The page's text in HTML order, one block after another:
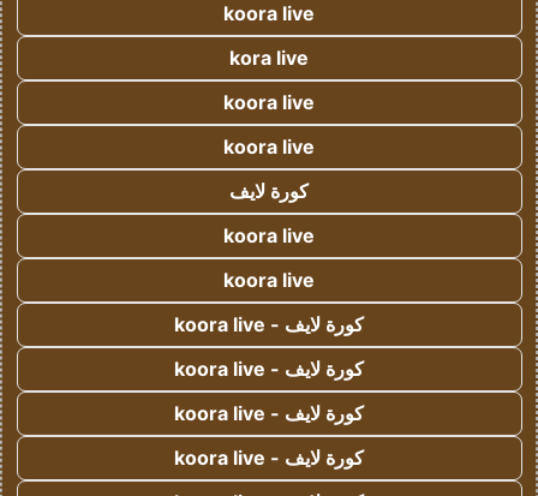
koora live
kora live
koora live
koora live
كورة لايف
koora live
koora live
كورة لايف - koora live
كورة لايف - koora live
كورة لايف - koora live
كورة لايف - koora live